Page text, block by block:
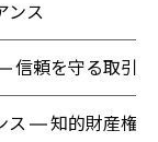
ンス
信頼を守る取引
ス ― 知的財産権